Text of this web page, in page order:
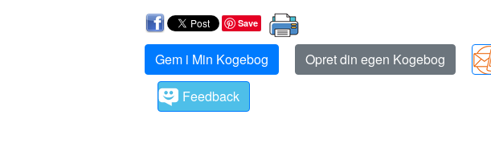
Save
Gem i Min Kogebog Opret din egen Kogebog
Feedback